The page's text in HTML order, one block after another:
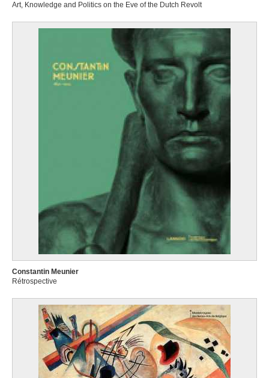
Art, Knowledge and Politics on the Eve of the Dutch Revolt
Constantin Meunier
Rétrospective